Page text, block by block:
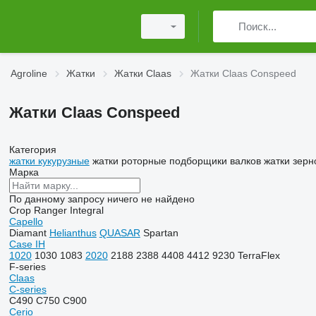
Agroline Жатки Жатки Claas Жатки Claas Conspeed
Жатки Claas Conspeed
Категория
жатки кукурузные жатки роторные подборщики валков жатки
Марка
По данному запросу ничего не найдено
Crop Ranger Integral
Capello
Diamant Helianthus QUASAR Spartan
Case IH
1020 1030 1083 2020 2188 2388 4408 4412 9230 TerraFlex
F-series
Claas
C-series
C490 C750 C900
Cerio